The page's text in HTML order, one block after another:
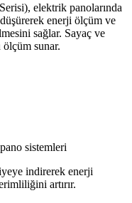
elektrik panolarında
enerji ölçüm ve
sağlar. Sayaç ve
sunar.
sistemleri
indirerek enerji
artırır.